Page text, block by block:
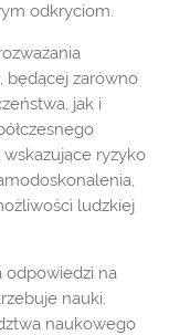
odkryciom.
będącej zarówno
jak i
ryzyko
ludzkiej
odpowiedzi na
nauki.
naukowego